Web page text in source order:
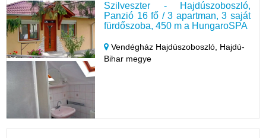
Szilveszter - Hajdúszoboszló,
Panzió 16 fő / 3 apartman, 3 saját
fürdőszoba, 450 m a HungaroSPA
Vendégház Hajdúszoboszló, Hajdú-
Bihar megye